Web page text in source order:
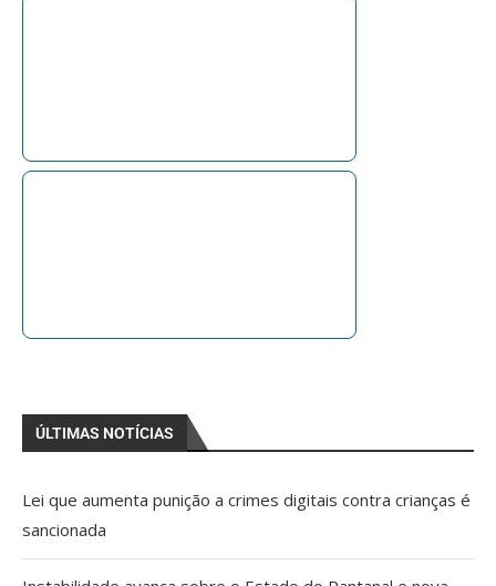
ÚLTIMAS NOTÍCIAS
Lei que aumenta punição a crimes digitais contra crianças é
sancionada